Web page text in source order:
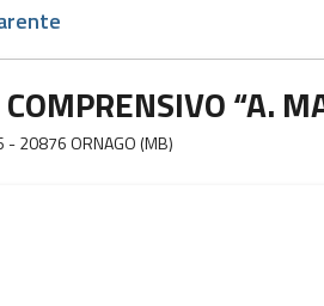
“A.
- 20876 ORNAGO (MB)